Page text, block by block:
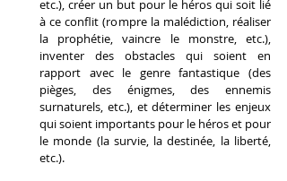
etc.), créer un but pour le héros qui soit lié
à ce conflit (rompre la malédiction, réaliser
la prophétie, vaincre le monstre, etc.),
inventer des obstacles qui soient en
rapport avec le genre fantastique (des
pièges, des énigmes, des ennemis
surnaturels, etc.), et déterminer les enjeux
qui soient importants pour le héros et pour
le monde (la survie, la destinée, la liberté,
etc.).